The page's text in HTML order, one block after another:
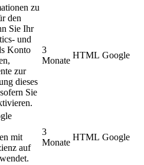
zu
den
Sie Ihr
und
Konto
zur
dieses
Sie
3
Monate
HTML Google
mit
auf
3
Monate
HTML Google